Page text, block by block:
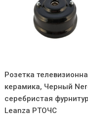
Розетка
керамика, Черный
серебристая
Leanza РТОЧС